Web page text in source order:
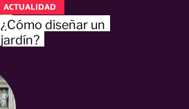
ACTUALIDAD
¿Cómo diseñar un
jardín?